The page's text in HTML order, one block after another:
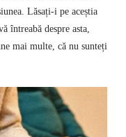
Lăsați-i pe aceștia
întreabă despre asta,
mai multe, că nu sunteți